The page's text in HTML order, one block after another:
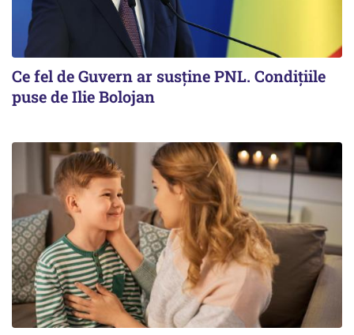
Ce fel de Guvern ar susține PNL. Condițiile
puse de Ilie Bolojan